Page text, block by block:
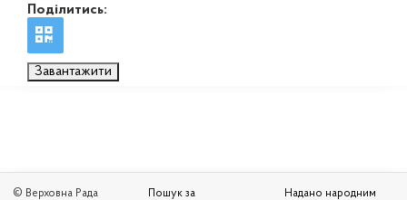
Поділитись:
Завантажити
© Верховна Рада
Пошук за
Надано народним